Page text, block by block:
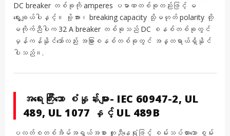
DC breaker တစ်ခုကို amperes ပမာဏတစ်ခုတည်းဖြင့် မ
ရွေးချယ်ပါနှင့်။ ဗို့အား၊ breaking capacity သို့မဟုတ် polarity တို့
မကိုက်ညီပါက 32 A breaker တစ်ခုသည် DC စနစ်တစ်ခုတွင်
မှန်ကန်နိုင်သော်လည်း အခြားစနစ်တစ်ခုတွင် အန္တရာယ်ရှိနိုင်
ပါသည်။.
အရေးကြီးသော စံနှုန်းများ- IEC 60947-2, UL
489, UL 1077 နှင့် UL 489B
ပလတ်စတစ်အိမ်အရွယ်အစား တူညီနေရုံဖြင့် စမ်းသပ်ထားသော စွမ်း